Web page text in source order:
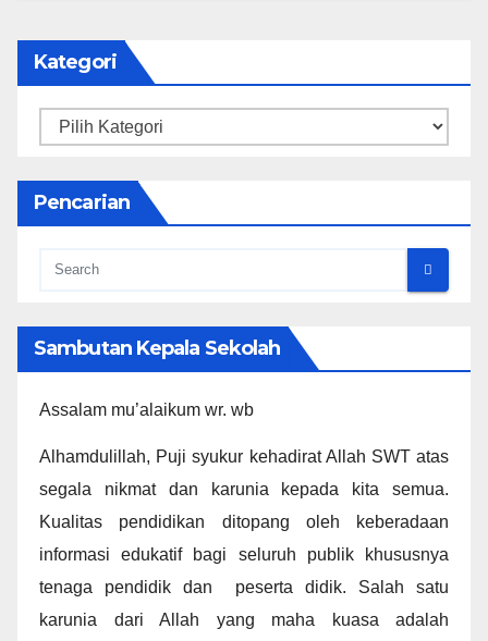
Kategori
Kategori
Pencarian
Sambutan Kepala Sekolah
Assalam mu’alaikum wr. wb
Alhamdulillah, Puji syukur kehadirat Allah SWT atas
segala nikmat dan karunia kepada kita semua.
Kualitas pendidikan ditopang oleh keberadaan
informasi edukatif bagi seluruh publik khususnya
tenaga pendidik dan peserta didik. Salah satu
karunia dari Allah yang maha kuasa adalah